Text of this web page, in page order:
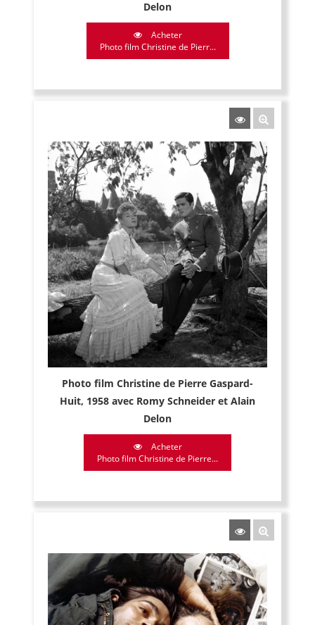
Delon
Acheter
Photo film Christine de Pierr...
Photo film Christine de Pierre Gaspard-
Huit, 1958 avec Romy Schneider et Alain
Delon
Acheter
Photo film Christine de Pierre...